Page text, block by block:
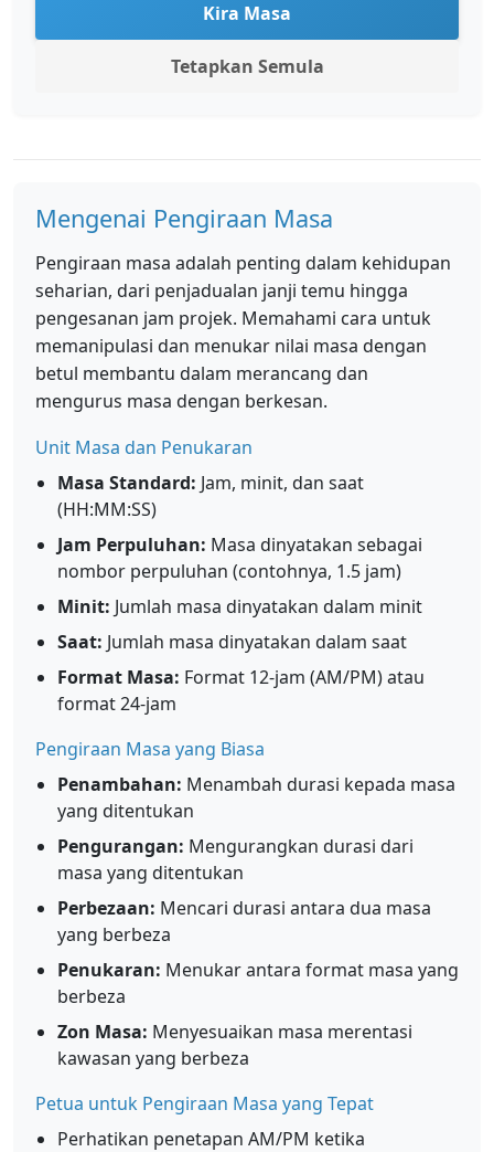
Kira Masa
Tetapkan Semula
Mengenai Pengiraan Masa
Pengiraan masa adalah penting dalam kehidupan
seharian, dari penjadualan janji temu hingga
pengesanan jam projek. Memahami cara untuk
memanipulasi dan menukar nilai masa dengan
betul membantu dalam merancang dan
mengurus masa dengan berkesan.
Unit Masa dan Penukaran
Masa Standard: Jam, minit, dan saat
(HH:MM:SS)
Jam Perpuluhan: Masa dinyatakan sebagai
nombor perpuluhan (contohnya, 1.5 jam)
Minit: Jumlah masa dinyatakan dalam minit
Saat: Jumlah masa dinyatakan dalam saat
Format Masa: Format 12-jam (AM/PM) atau
format 24-jam
Pengiraan Masa yang Biasa
Penambahan: Menambah durasi kepada masa
yang ditentukan
Pengurangan: Mengurangkan durasi dari
masa yang ditentukan
Perbezaan: Mencari durasi antara dua masa
yang berbeza
Penukaran: Menukar antara format masa yang
berbeza
Zon Masa: Menyesuaikan masa merentasi
kawasan yang berbeza
Petua untuk Pengiraan Masa yang Tepat
Perhatikan penetapan AM/PM ketika